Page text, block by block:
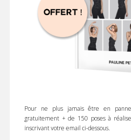
Pour ne plus jamais être en panne
gratuitement + de 150 poses à
inscrivant votre email ci-dessous.